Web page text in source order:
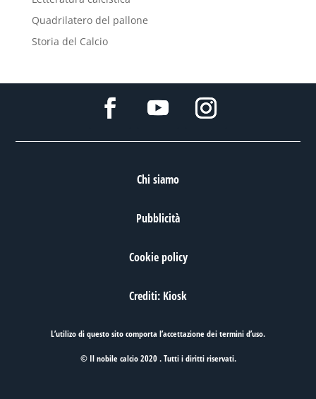
Quadrilatero del pallone
Storia del Calcio
Chi siamo
Pubblicità
Cookie policy
Crediti: Kiosk
L’utilizo di questo sito comporta l’accettazione deitermini d’uso.
© Il nobile calcio 2020 . Tutti i diritti riservati.